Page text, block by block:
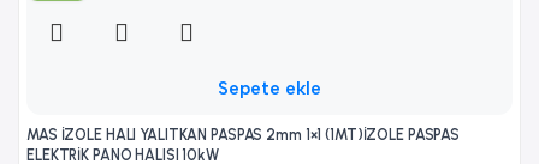
Sepete ekle
MAS İZOLE HALI YALITKAN PASPAS 2mm 1×1 (1MT)İZOLE PASPAS
ELEKTRİK PANO HALISI 10kW